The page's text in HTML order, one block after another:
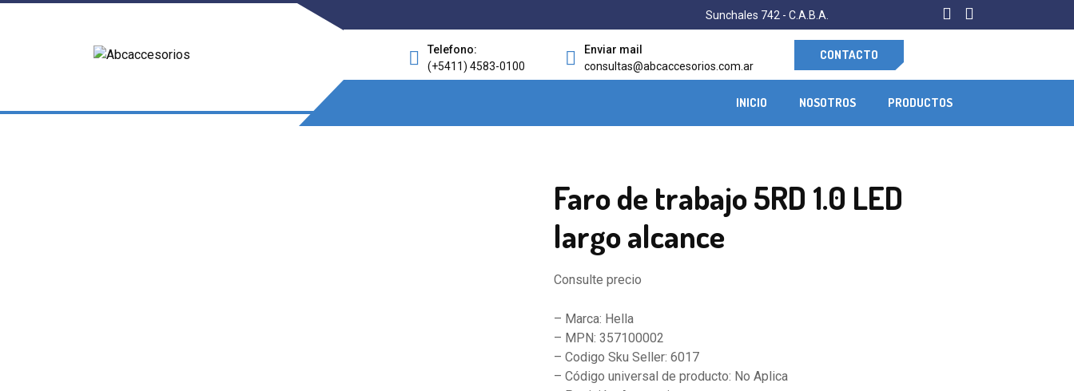
Sunchales 742 - C.A.B.A.
Telefono:
(+5411) 4583-0100
Enviar mail
consultas@abcaccesorios.com.ar
CONTACTO
INICIO NOSOTROS PRODUCTOS
Faro de trabajo 5RD 1.0 LED
largo alcance
Consulte precio
– Marca: Hella
– MPN: 357100002
– Codigo Sku Seller: 6017
– Código universal de producto: No Aplica